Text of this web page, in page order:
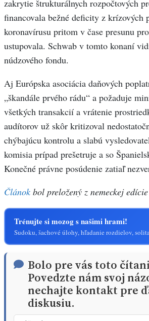
zakrytie štrukturálnych rozpočtových
financovala bežné deficity z krízových
koronavírusu pritom v čase presunu
ustupovala. Schwab v tomto konaní
núdzového fondu.
Aj Európska asociácia daňových
„škandále prvého rádu“ a požaduje
všetkých transakcií a vrátenie
audítorov už skôr kritizoval
chýbajúcu kontrolu a slabú
komisia prípad prešetruje a so
Konečné právne posúdenie zatiaľ
Článok bol preložený z nemeckej
Trénujte si mozog s našimi hrami!
Sudoku, šachové úlohy, hľadanie rozdielov,
Bolo pre vás toto
Povedzte nám svoj
nechajte kontakt pre
diskusiu.